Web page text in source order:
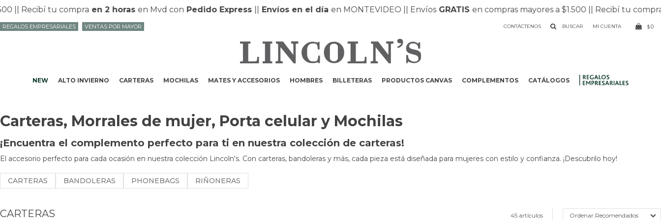
| | Recibí tu compraen 2 horasen Mvd conPedido Express| Envíos en el díaen MONTEVIDEO | | EnvíosGRATISen compras mayores a $1.500 | | Recibí tu compra
NEW ALTO INVIERNO CARTERAS MOCHILAS MATES Y ACCESORIOS HOMBRES BILLETERAS PRODUCTOS CANVAS COMPLEMENTOS CATÁLOGOS
CONTÁCTENOS $0
REGALOS EMPRESARIALES VENTAS POR MAYOR
Carteras, Morrales de mujer, Porta celular y Mochilas
¡Encuentra el complemento perfecto para ti en nuestra colección de carteras!
El accesorio perfecto para cada ocasión en nuestra colección Lincoln's. Con carteras, bandoleras y más, cada pieza está diseñada para mujeres con estilo y confianza. ¡Descubrilo hoy!
CARTERAS BANDOLERAS PHONEBAGS RIÑONERAS
CARTERAS 45 artículos Recomendados